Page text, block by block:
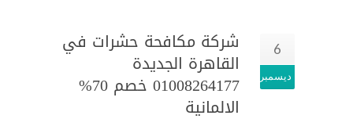
6
ديسمبر
شركة مكافحة حشرات في
القاهرة الجديدة
01008264177 خصم 70%
الالمانية